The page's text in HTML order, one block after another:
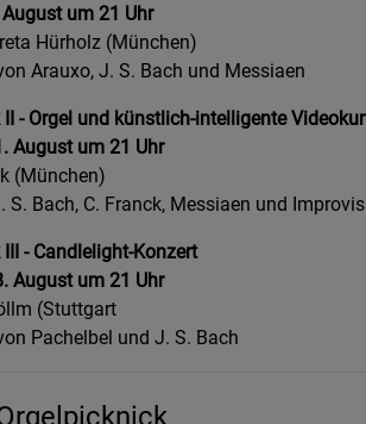
um 21 Uhr
Hürholz (München)
Arauxo, J. S. Bach und Messiaen
- Orgel und künstlich-intelligente
August um 21 Uhr
(München)
S. Bach, C. Franck, Messiaen und
- Candlelight-Konzert
August um 21 Uhr
(Stuttgart
Pachelbel und J. S. Bach